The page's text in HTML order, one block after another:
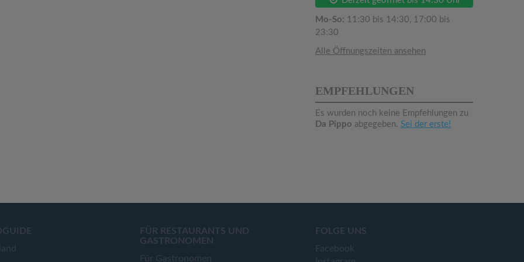
Mo-So: 11:30 bis 14:30, 17:00 bis
23:30
Alle Öffnungszeiten ansehen
EMPFEHLUNGEN
Es wurden noch keine Empfehlungen zu
Da Pippo abgegeben. Sei der erste!
FÜR RESTAURANTS UND
GASTRONOMEN
Für Gastronomen
FOLGE UNS
Facebook